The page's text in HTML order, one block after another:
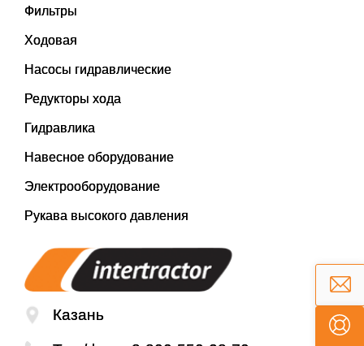
Фильтры
Ходовая
Насосы гидравлические
Редукторы хода
Гидравлика
Навесное оборудование
Электрооборудование
Рукава высокого давления
Казань